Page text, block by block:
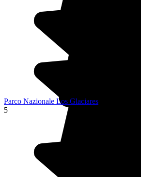
Parco Nazionale Los Glaciares
5